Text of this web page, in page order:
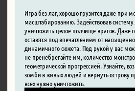
Игра без лаг, хорошо грузится даже при
масштабированию. Задействовав
уничтожить целое полчище врагов. Даже
остаются под впечатлением от
динамичного сюжета. Под рукой у вас
не пренебрегайте им, количество
геометрической прогрессией. Узнайте,
зомби в живых людей и вернуть острову
всех нужно уничтожить.